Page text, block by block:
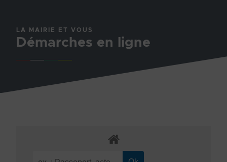
LA MAIRIE ET VOUS
Démarches en ligne